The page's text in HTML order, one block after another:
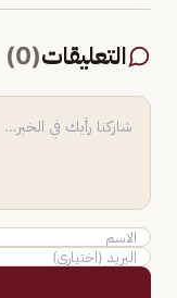
التعليقات(
0
)